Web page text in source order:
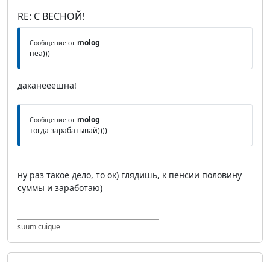
RE: С ВЕСНОЙ!
Сообщение от molog
неа)))
даканееешна!
Сообщение от molog
тогда зарабатывай))))
ну раз такое дело, то ок) глядишь, к пенсии половину
суммы и заработаю)
suum cuique